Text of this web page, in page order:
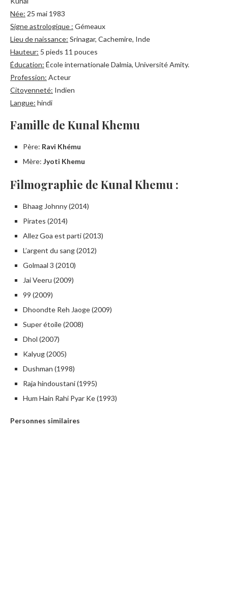
Née: 25 mai 1983
Signe astrologique : Gémeaux
Lieu de naissance: Srinagar, Cachemire, Inde
Hauteur: 5 pieds 11 pouces
Éducation: École internationale Dalmia, Université Amity.
Profession: Acteur
Citoyenneté: Indien
Langue: hindi
Famille de Kunal Khemu
Père: Ravi Khému
Mère: Jyoti Khemu
Filmographie de Kunal Khemu :
Bhaag Johnny (2014)
Pirates (2014)
Allez Goa est parti (2013)
L’argent du sang (2012)
Golmaal 3 (2010)
Jai Veeru (2009)
99 (2009)
Dhoondte Reh Jaoge (2009)
Super étoile (2008)
Dhol (2007)
Kalyug (2005)
Dushman (1998)
Raja hindoustani (1995)
Hum Hain Rahi Pyar Ke (1993)
Personnes similaires